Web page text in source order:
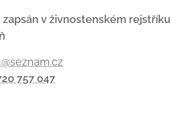
zapsán v živnostenském rejstříku
757 047